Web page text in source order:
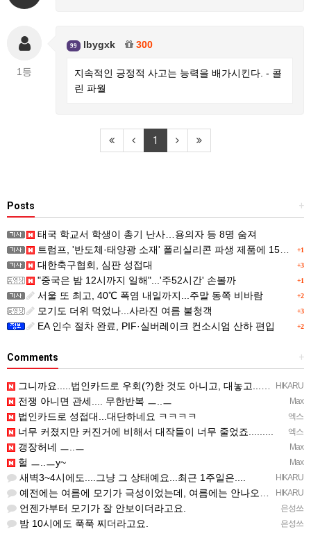
1등
99 lbygxk 300
지속적인 긍정적 사고는 능력을 배가시킨다. - 콜
린 파월
1
+
Posts
태국 학교서 학생이 총기 난사…용의자 등 8명 숨져
+1
트럼프, '반도체·태양광 소재' 폴리실리콘 파생 제품에 15% 관세...한국 기업도 영향
+3
대한축구협회, 심판 성접대
+1
"중국은 밤 12시까지 일해"...'주52시간' 손볼까
+2
서울 또 최고, 40℃ 폭염 내일까지...주말 동쪽 비바람
+3
모기도 더위 먹었나...사라진 여름 불청객
+2
EA 인수 절차 완료, PIF·실버레이크 컨소시엄 산하 편입
+
Comments
HIKARU
그니까요.....법인카드로 우회(?)한 것도 아니고, 대놓고...ㅋ ㅋ)
Max
전쟁 아니면 관세.... 무한반복 ㅡ..ㅡ
엑스
법인카드로 성접대...대단하네요 ㅋㅋㅋㅋ
엑스
너무 커졌지만 커진거에 비해서 대작들이 너무 줄었죠.........
Max
갱장허네 ㅡ..ㅡ
Max
헐 ㅡ..ㅡy~
HIKARU
새벽3~4시에도....그냥 그 상태예요...최근 1주일은....
HIKARU
예전에는 여름에 모기가 극성이었는데, 여름에는 안나오는 것 같은.....ㅎ ㅎ)
은성쓰
언젠가부터 모기가 잘 안보이더라고요.
은성쓰
밤 10시에도 푹푹 찌더라고요.